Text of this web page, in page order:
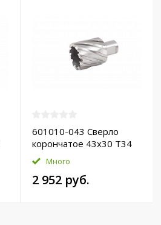
601010-043 Сверло
корончатое 43х30 T34
HSS-Pro
Много
2 952 руб.